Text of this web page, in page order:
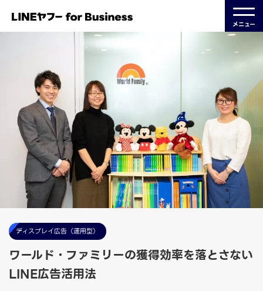
メニュー
ディスプレイ広告（運用型）
ワールド・ファミリーの獲得効率を落とさない
LINE広告活用法